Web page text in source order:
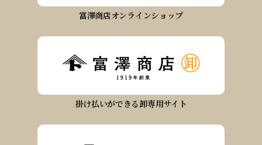
富澤商店オンラインショップ
掛け払いができる卸専用サイト